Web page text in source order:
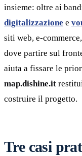
insieme: oltre ai
digitalizzazione e
siti web, e-
dove partire sul
aiuta a fissare le
map.dishine.it
costruire il progetto.
Tre casi